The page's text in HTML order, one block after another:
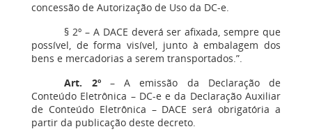
concessão de Autorização de Uso da DC-e.
§ 2º – A DACE deverá ser afixada, sempre que
possível, de forma visível, junto à embalagem dos
bens e mercadorias a serem transportados.”.
Art. 2º– A emissão da Declaração de
Conteúdo Eletrônica – DC-e e da Declaração Auxiliar
de Conteúdo Eletrônica – DACE será obrigatória a
partir da publicação deste decreto.